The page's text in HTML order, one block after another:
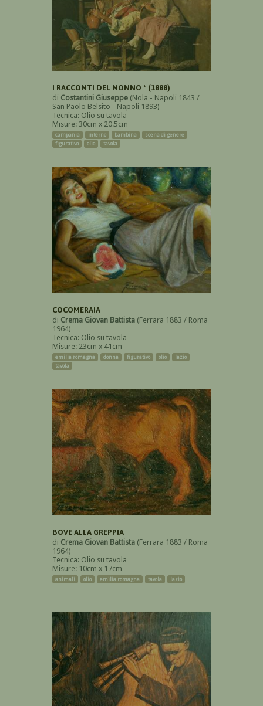
I RACCONTI DEL NONNO * (1888)
di Costantini Giuseppe (Nola - Napoli 1843 /
San Paolo Belsito - Napoli 1893)
Tecnica: Olio su tavola
Misure: 30cm x 20.5cm
campania interno bambina
scena di genere
figurativo
olio tavola
COCOMERAIA
di Crema Giovan Battista (Ferrara 1883 / Roma
1964)
Tecnica: Olio su tavola
Misure: 23cm x 41cm
emilia romagna donna figurativo olio
lazio
tavola
BOVE ALLA GREPPIA
di Crema Giovan Battista (Ferrara 1883 / Roma
1964)
Tecnica: Olio su tavola
Misure: 10cm x 17cm
animali olio emilia romagna tavola lazio